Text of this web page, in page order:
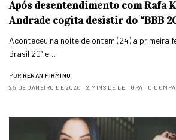
Após desentendimento com Rafa
Andrade cogita desistir do “BBB
Aconteceu na noite de ontem (24) a primeira
Brasil 20” e…
POR RENAN FIRMINO
25 DE JANEIRO DE 2020
2 MINS DE LEITURA 0